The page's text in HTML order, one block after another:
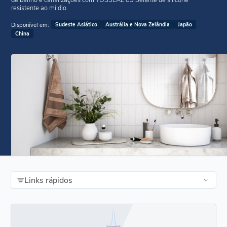
resistente ao míldio.
Disponível em: Sudeste Asiático Austrália e Nova Zelândia
Japão
China
Links rápidos